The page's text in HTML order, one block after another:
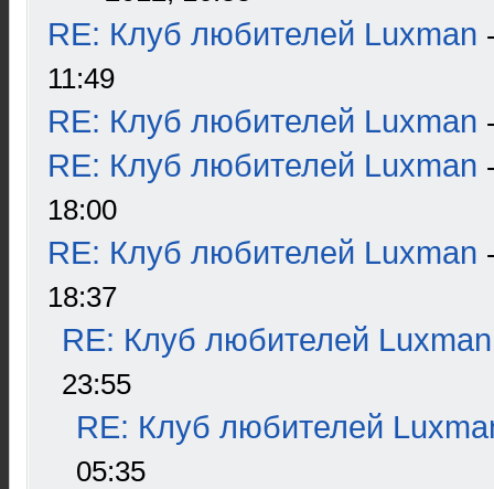
RE: Клуб любителей Luxman
11:49
RE: Клуб любителей Luxman
RE: Клуб любителей Luxman
18:00
RE: Клуб любителей Luxman
18:37
RE: Клуб любителей Luxman
23:55
RE: Клуб любителей
05:35